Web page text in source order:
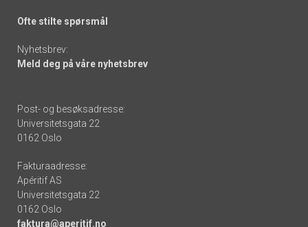
Ofte stilte spørsmål
Nyhetsbrev:
Meld deg på våre nyhetsbrev
Post- og besøksadresse:
Universitetsgata 22
0162 Oslo
Fakturaadresse:
Apéritif AS
Universitetsgata 22
0162 Oslo
faktura@aperitif.no